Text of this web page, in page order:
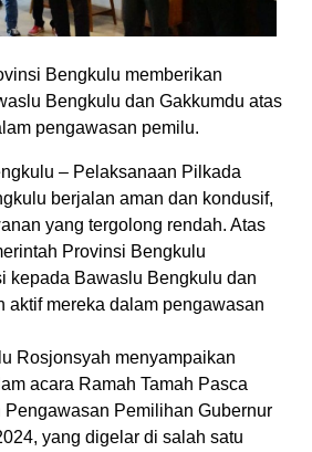
Bengkulu memberikan
Bengkulu dan Gakkumdu atas
pengawasan pemilu.
– Pelaksanaan Pilkada
berjalan aman dan kondusif,
yang tergolong rendah. Atas
Provinsi Bengkulu
kepada Bawaslu Bengkulu dan
aktif mereka dalam pengawasan
Rosjonsyah menyampaikan
acara Ramah Tamah Pasca
Pengawasan Pemilihan Gubernur
yang digelar di salah satu